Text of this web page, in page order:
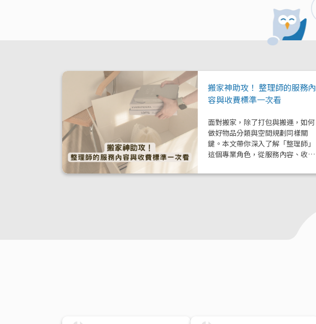
搬家神助攻！ 整理師的服務內
容與收費標準一次看
面對搬家，除了打包與搬運，如何
做好物品分類與空間規劃同樣關
鍵。本文帶你深入了解「整理師」
這個專業角色，從服務內容、收費
與加值效益，一次解析！